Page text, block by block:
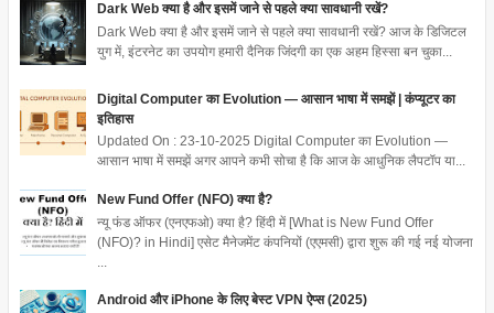
Dark Web क्या है और इसमें जाने से पहले क्या सावधानी रखें?
Dark Web क्या है और इसमें जाने से पहले क्या सावधानी रखें? आज के डिजिटल
युग में, इंटरनेट का उपयोग हमारी दैनिक जिंदगी का एक अहम हिस्सा बन चुका...
Digital Computer का Evolution — आसान भाषा में समझें | कंप्यूटर का
इतिहास
Updated On : 23-10-2025 Digital Computer का Evolution —
आसान भाषा में समझें अगर आपने कभी सोचा है कि आज के आधुनिक लैपटॉप या...
New Fund Offer (NFO) क्या है?
न्यू फंड ऑफर (एनएफओ) क्या है? हिंदी में [What is New Fund Offer
(NFO)? in Hindi] एसेट मैनेजमेंट कंपनियों (एएमसी) द्वारा शुरू की गई नई योजना
Android और iPhone के लिए बेस्ट VPN ऐप्स (2025)